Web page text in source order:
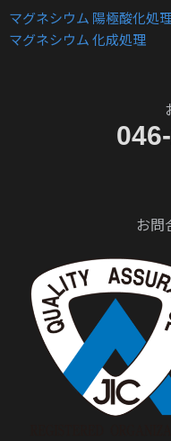
マグネシウム 陽極酸化処
マグネシウム 化成処理
お問